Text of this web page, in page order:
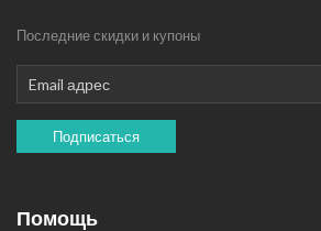
Последние скидки и купоны
Подписаться
Помощь